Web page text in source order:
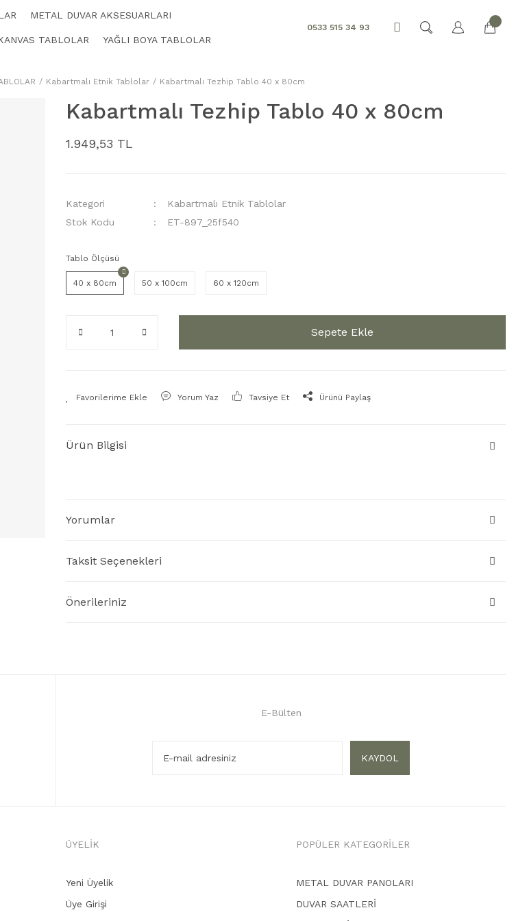
METAL DUVAR AKSESUARLARI
TABLOLAR YAĞLI BOYA TABLOLAR
0533 515 34 93
Kabartmalı Etnik Tablolar Kabartmalı Tezhip Tablo 40 x 80cm
Kabartmalı Tezhip Tablo 40 x 80cm
1.949,53 TL
Kategori
Kabartmalı Etnik Tablolar
Stok Kodu
ET-897_25f540
Tablo Ölçüsü
40 x 80cm 50 x 100cm 60 x 120cm
Sepete Ekle
Yorum Yaz Tavsiye Et Ürünü Paylaş
Ürün Bilgisi
Yorumlar
Taksit Seçenekleri
Önerileriniz
E-Bülten
KAYDOL
ÜYELİK
Yeni Üyelik
Üye Girişi
POPÜLER KATEGORİLER
METAL DUVAR PANOLARI
DUVAR SAATLERİ